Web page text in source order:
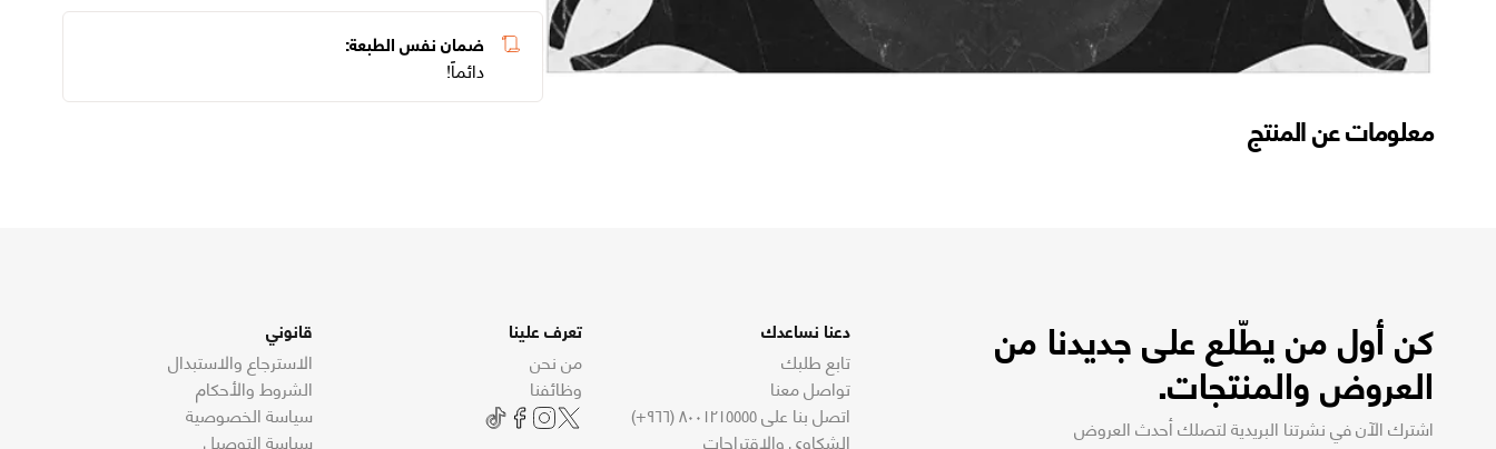
معلومات عن المنتج
ضمان نفس الطبعة:
دائماً!
كن أول من يطّلع على جديدنا من
العروض والمنتجات.
اشترك الآن في نشرتنا البريدية لتصلك أحدث العروض
دعنا نساعدك
تابع طلبك
تواصل معنا
اتصل بنا على ٨٠٠١٢١٥٥٥٥ (٩٦٦+)
الشكاوى والاقتراحات
تعرف علينا
من نحن
وظائفنا
قانوني
الاسترجاع والاستبدال
الشروط والأحكام
سياسة الخصوصية
سياسة التوصيل